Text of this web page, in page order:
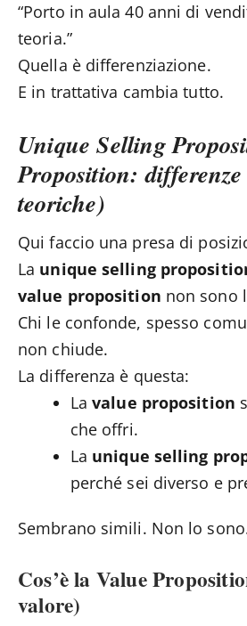
“Porto in aula 40 anni di
teoria.”
Quella è differenziazione.
E in trattativa cambia tutto.
Unique Selling
Proposition:
teoriche)
Qui faccio una presa di
La unique selling
value proposition non sono
Chi le confonde, spesso
non chiude.
La differenza è questa:
Lavalue proposition
che offri.
La unique selling
perché sei diverso e
Sembrano simili. Non lo
Cos’è la Value
valore)